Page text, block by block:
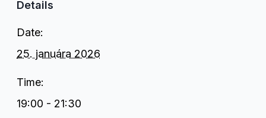
Details
Date:
25. januára 2026
Time:
19:00 - 21:30